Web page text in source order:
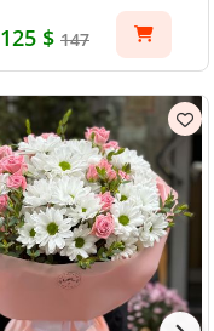
125 $ 147